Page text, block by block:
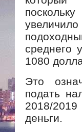
среднего
1080
Это
подать
2018/
деньги.